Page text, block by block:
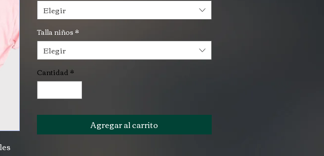
Elegir
Talla niños*
Elegir
Cantidad*
Agregar al carrito